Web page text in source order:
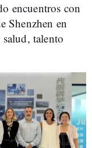
encuentros con
Shenzhen en
talento